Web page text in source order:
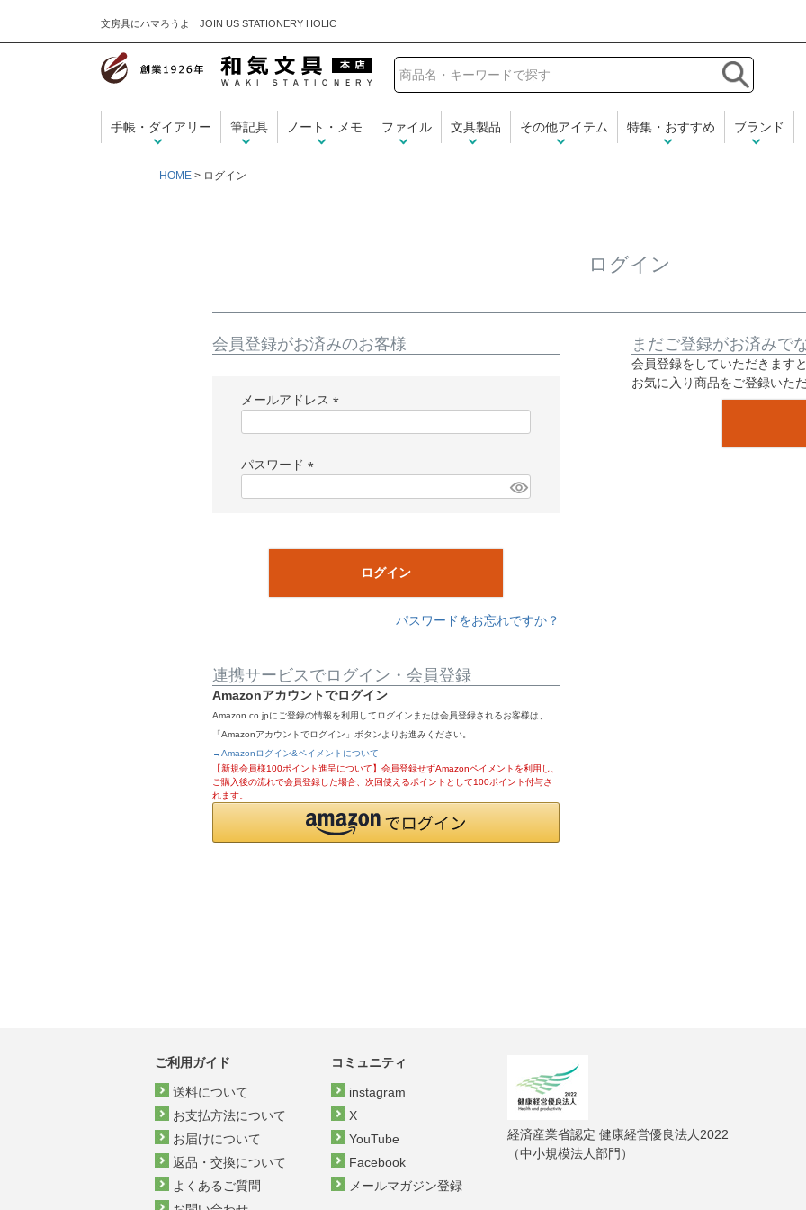
文房具にハマろうよ JOIN US STATIONERY HOLIC
和気文具
手帳・ダイアリー 筆記具 ノート・メモ ファイル 文具製品 その他アイテム 特集・おすすめ ブランド
HOME ログイン
ログイン
会員登録がお済みのお客様
メールアドレス
)
パスワード
ログイン
パスワードをお忘れですか？
連携サービスでログイン・会員登録
Amazonアカウントでログイン
Amazon.co.jpにご登録の情報を利用してログインまたは会員登録されるお客様は、
「Amazonアカウントでログイン」ボタンよりお進みください。
→Amazonログイン&ペイメントについて
【新規会員様100ポイント進呈について】会員登録せずAmazonペイメントを利用し、
ご購入後の流れで会員登録した場合、次回使えるポイントとして100ポイント付与さ
れます。
まだご登録がお済みで
会員登録をしていただきます
お気に入り商品をご登録いた
ご利用ガイド
送料について
お支払方法について
お届けについて
返品・交換について
よくあるご質問
コミュニティ
instagram
X
YouTube
Facebook
メールマガジン登録
経済産業省認定 健康経営優良法人2022
（中小規模法人部門）